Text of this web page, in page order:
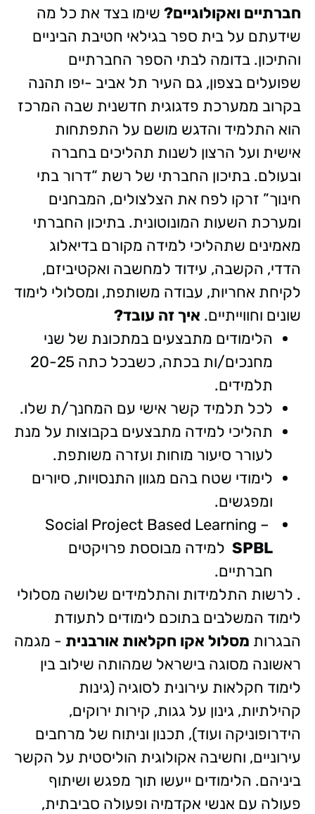
חברתיים ואקולוגיים? שימו בצד את כל מה
שידעתם על בית ספר בגילאי חטיבת הביניים
והתיכון. בדומה לבתי הספר החברתיים
שפועלים בצפון, גם העיר תל אביב -יפו תהנה
בקרוב ממערכת פדגוגית חדשנית שבה המרכז
הוא התלמיד והדגש מושם על התפתחות
אישית ועל הרצון לשנות תהליכים בחברה
ובעולם. בתיכון החברתי של רשת “דרור בתי
חינוך” זרקו לפח את הצלצולים, המבחנים
ומערכת השעות המונוטונית. בתיכון החברתי
מאמינים שתהליכי למידה מקורם בדיאלוג
הדדי, הקשבה, עידוד למחשבה ואקטיביזם,
לקיחת אחריות, עבודה משותפת, ומסלולי לימוד
שונים וחווייתיים. איך זה עובד?
הלימודים מתבצעים במתכונת של שני
מחנכים/ות בכתה, כשבכל כתה 20-25
תלמידים.
לכל תלמיד קשר אישי עם המחנך/ת שלו.
תהליכי למידה מתבצעים בקבוצות על מנת
לעורר סיעור מוחות ועזרה משותפת.
לימודי שטח בהם מגוון התנסויות, סיורים
ומפגשים.
SPBL למידה מבוססת פרויקטים
חברתיים.
. לרשות התלמידות והתלמידים שלושה מסלולי
לימוד המשלבים בתוכם לימודים לתעודת
הבגרות מסלול אקו חקלאות אורבנית - מגמה
ראשונה מסוגה בישראל שמהותה שילוב בין
לימוד חקלאות עירונית לסוגיה (גינות
קהילתיות, גינון על גגות, קירות ירוקים,
הידרופוניקה ועוד), תכנון וניתוח של מרחבים
עירוניים, וחשיבה אקולוגית הוליסטית על הקשר
ביניהם. הלימודים ייעשו תוך מפגש ושיתוף
פעולה עם אנשי אקדמיה ופעולה סביבתית,